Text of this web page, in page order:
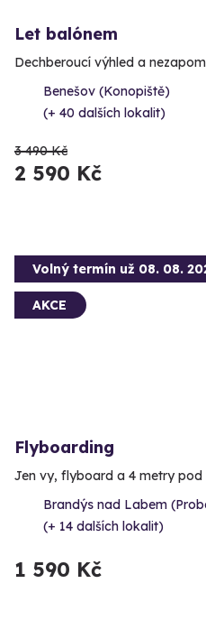
Let balónem
Dechberoucí výhled a
Benešov (Konopiště)
(+ 40 dalších lokalit)
3 490 Kč
2 590 Kč
Volný termín už 08. 08.
AKCE
Flyboarding
Jen vy, flyboard a 4 metry pod
Brandýs nad Labem
(+ 14 dalších lokalit)
1 590 Kč